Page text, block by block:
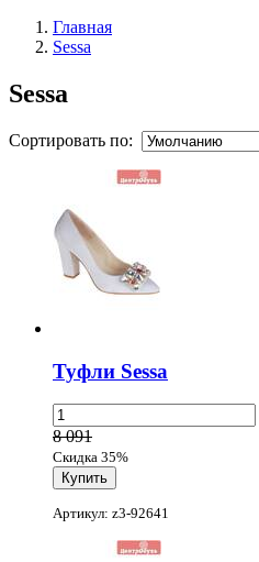
Главная
Sessa
Sessa
Сортировать по:
Туфли Sessa
8 091
Скидка 35%
Артикул: z3-92641